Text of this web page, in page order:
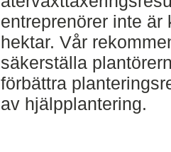
entreprenörer inte
hektar. Vår
säkerställa
förbättra
av hjälpplantering.